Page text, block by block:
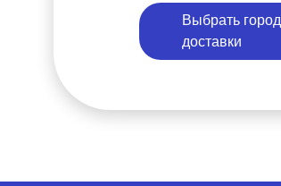
Выбрать город
доставки